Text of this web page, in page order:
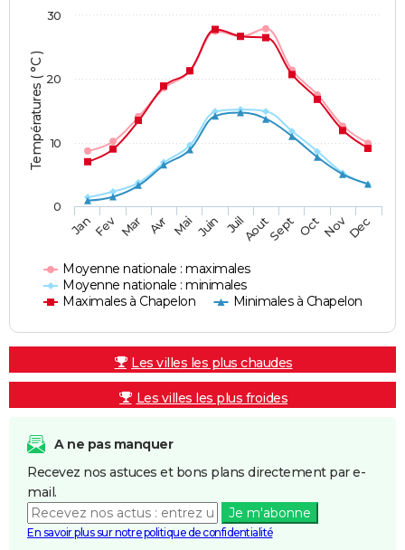
Températures ( °C )
Moyenne nationale : maximales
Moyenne nationale : minimales
Maximales à Chapelon
Minimales à Chapelon
JanFev Mar Avr Mai Juin JuilAoutSept OctNovDec
0
10
20
30
Les villes les plus chaudes
Les villes les plus froides
A ne pas manquer
Recevez nos astuces et bons plans directement par e-
mail.
Je m'abonne
En savoir plus sur notre politique de confidentialité